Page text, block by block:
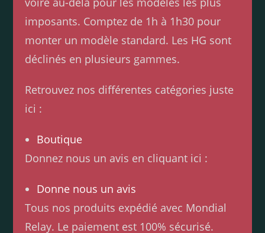
imposants. Comptez de 1h à 1h30 pour
monter un modèle standard. Les HG sont
déclinés en plusieurs gammes.
Retrouvez nos différentes catégories juste
ici :
Boutique
Donnez nous un avis en cliquant ici :
Donne nous un avis
Tous nos produits expédié avec Mondial
Relay. Le paiement est 100% sécurisé.